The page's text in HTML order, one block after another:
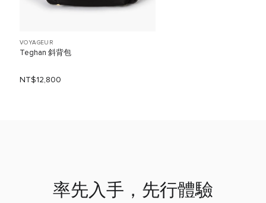
VOYAGEUR
Teghan 斜背包
NT$12,800
率先入手，先行體驗